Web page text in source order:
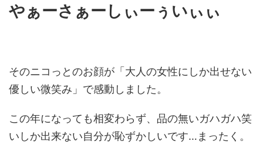
やぁーさぁーしぃーぅいぃぃ
そのニコっとのお顔が「大人の女性にしか出せない
優しい微笑み」で感動しました。
この年になっても相変わらず、品の無いガハガハ笑
いしか出来ない自分が恥ずかしいです…まったく。